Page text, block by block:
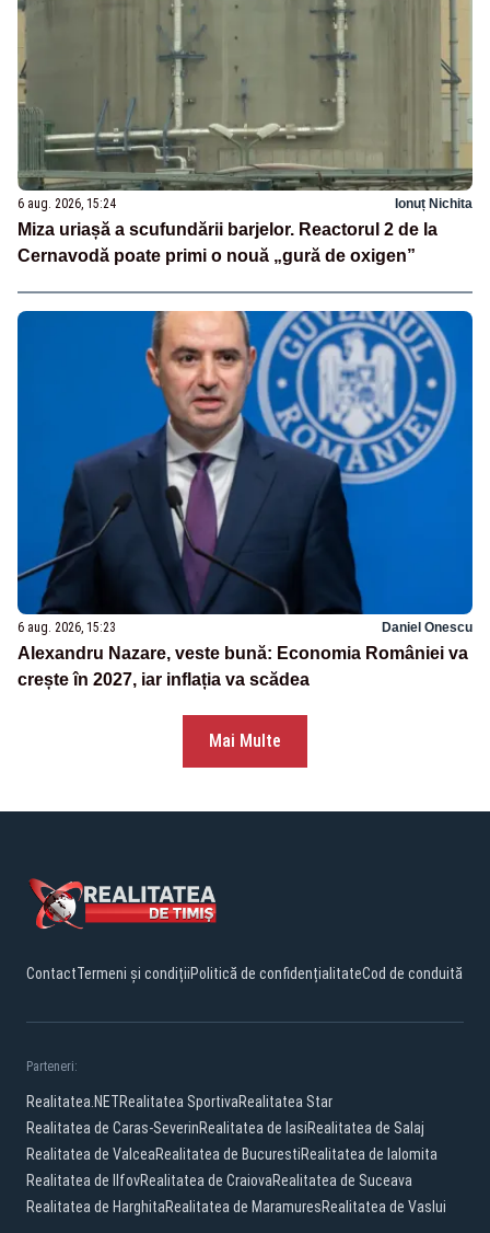
6 aug. 2026, 15:24 Ionuț Nichita
Miza uriașă a scufundării barjelor. Reactorul 2 de la
Cernavodă poate primi o nouă „gură de oxigen”
6 aug. 2026, 15:23 Daniel Onescu
Alexandru Nazare, veste bună: Economia României va
crește în 2027, iar inflația va scădea
Mai Multe
ContactTermeni și condițiiPolitică de confidențialitateCod de conduită
Parteneri:
Realitatea.NETRealitatea SportivaRealitatea Star
Realitatea de Caras-SeverinRealitatea de IasiRealitatea de Salaj
Realitatea de ValceaRealitatea de BucurestiRealitatea de Ialomita
Realitatea de IlfovRealitatea de CraiovaRealitatea de Suceava
Realitatea de HarghitaRealitatea de MaramuresRealitatea de Vaslui